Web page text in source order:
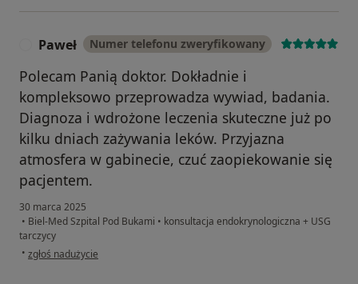
Paweł Numer telefonu zweryfikowany
Polecam Panią doktor. Dokładnie i
kompleksowo przeprowadza wywiad, badania.
Diagnoza i wdrożone leczenia skuteczne już po
kilku dniach zażywania leków. Przyjazna
atmosfera w gabinecie, czuć zaopiekowanie się
pacjentem.
30 marca 2025
• Biel-Med Szpital Pod Bukami • konsultacja endokrynologiczna + USG
tarczycy
• w opinii użytkownika Paweł
zgłoś nadużycie